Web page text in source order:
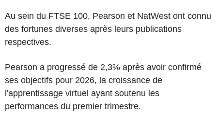
Au sein du FTSE 100, Pearson et NatWest ont connu
des fortunes diverses après leurs publications
respectives.
Pearson a progressé de 2,3% après avoir confirmé
ses objectifs pour 2026, la croissance de
l'apprentissage virtuel ayant soutenu les
performances du premier trimestre.